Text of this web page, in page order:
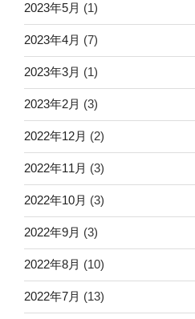
2023年5月 (1)
2023年4月 (7)
2023年3月 (1)
2023年2月 (3)
2022年12月 (2)
2022年11月 (3)
2022年10月 (3)
2022年9月 (3)
2022年8月 (10)
2022年7月 (13)